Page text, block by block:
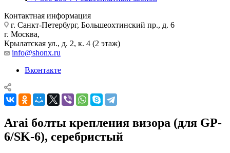
Контактная информация
г. Санкт-Петербург, Большеохтинский пр., д. 6
г. Москва,
Крылатская ул., д. 2, к. 4 (2 этаж)
info@shonx.ru
Вконтакте
Arai болты крепления визора (для GP-
6/SK-6), серебристый